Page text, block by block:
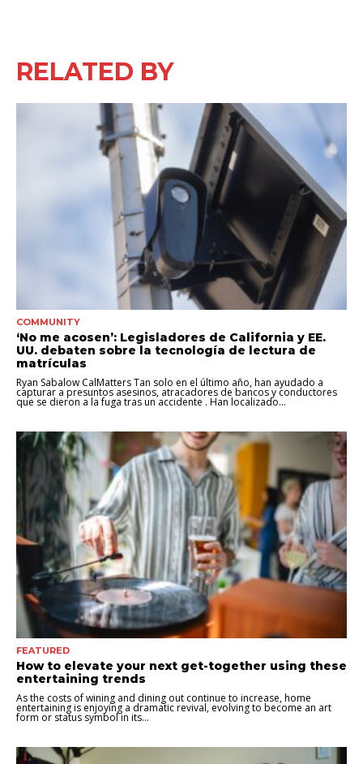
RELATED BY
COMMUNITY
‘No me acosen’: Legisladores de California y EE.
UU. debaten sobre la tecnología de lectura de
matrículas
Ryan Sabalow CalMatters Tan solo en el último año, han ayudado a
capturar a presuntos asesinos, atracadores de bancos y conductores
que se dieron a la fuga tras un accidente . Han localizado...
FEATURED
How to elevate your next get-together using these
entertaining trends
As the costs of wining and dining out continue to increase, home
entertaining is enjoying a dramatic revival, evolving to become an art
form or status symbol in its...